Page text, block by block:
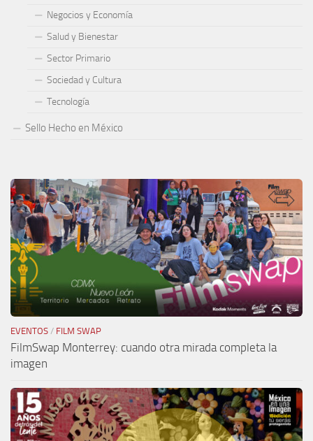
Negocios y Economía
Salud y Bienestar
Sector Primario
Sociedad y Cultura
Tecnología
Sello Hecho en México
EVENTOS / FILM SWAP
FilmSwap Monterrey: cuando otra mirada completa la
imagen